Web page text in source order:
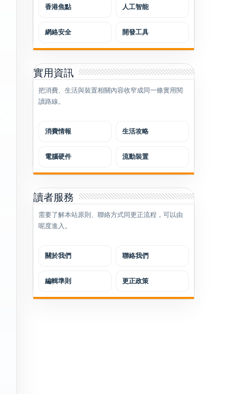
香港焦點 人工智能
網絡安全 開發工具
實用資訊
把消費、生活與裝置相關內容收窄成同一條實用閱
讀路線。
消費情報 生活攻略
電腦硬件 流動裝置
讀者服務
需要了解本站原則、聯絡方式同更正流程，可以由
呢度進入。
關於我們 聯絡我們
編輯準則 更正政策